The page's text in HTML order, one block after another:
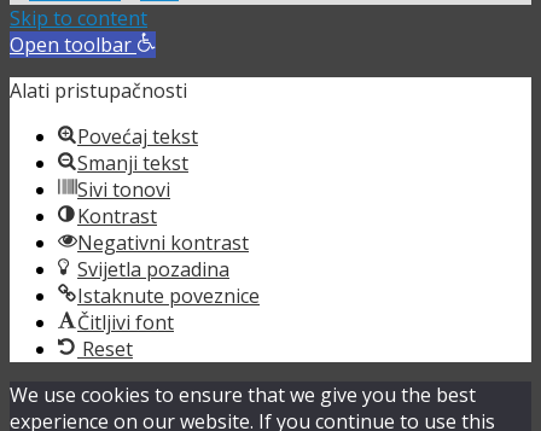
Skip to content
Open toolbar
Alati pristupačnosti
Povećaj tekst
Smanji tekst
Sivi tonovi
Kontrast
Negativni kontrast
Svijetla pozadina
Istaknute poveznice
Čitljivi font
Reset
We use cookies to ensure that we give you the best
experience on our website. If you continue to use this